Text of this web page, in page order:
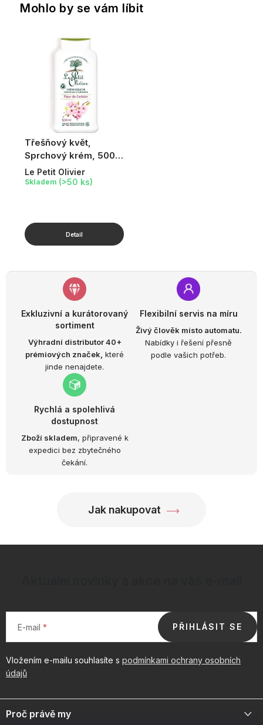
Mohlo by se vám líbit
Třešňový květ,
Sprchový krém, 500
ml
Le Petit Olivier
Skladem (>50 ks)
Exkluzivní a kurátorovaný
sortiment
Výhradní distributor 40+
prémiových značek, které
jinde nenajdete.
Flexibilní servis na míru
Živý člověk místo automatu.
Nabídky i řešení přesně
podle vašich potřeb.
Rychlá a spolehlivá
dostupnost
Zboží skladem, připravené k
expedici bez zbytečného
čekání.
Jak nakupovat
E-mail
Vložením e-mailu souhlasíte s podmínkami ochrany osobních
údajů
PŘIHLÁSIT SE
á
pProč právě my